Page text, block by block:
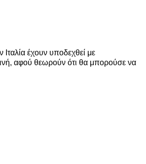
Ιταλία έχουν υποδεχθεί με
αφού θεωρούν ότι θα μπορούσε να